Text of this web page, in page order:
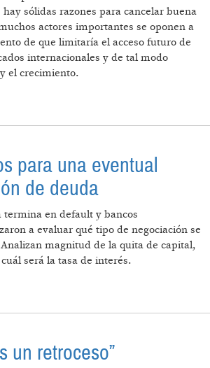
hay sólidas razones para cancelar buena
actores importantes se oponen a
de que limitaría el acceso futuro de
internacionales y de tal modo
el crecimiento.
para una eventual
de deuda
termina en default y bancos
a evaluar qué tipo de negociación se
magnitud de la quita de capital,
será la tasa de interés.
un retroceso”